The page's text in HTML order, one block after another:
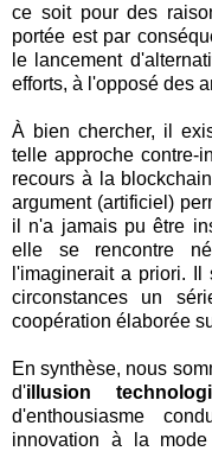
ce soit pour des
portée est par
le lancement
efforts, à l'opposé des
À bien chercher, il
telle approche contre-
recours à la
argument (artificiel)
il n'a jamais pu être
elle se rencontre
l'imaginerait a priori.
circonstances un
coopération élaborée
En synthèse, nous
d'illusion
d'enthousiasme
innovation à la